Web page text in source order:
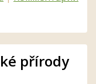
přírody